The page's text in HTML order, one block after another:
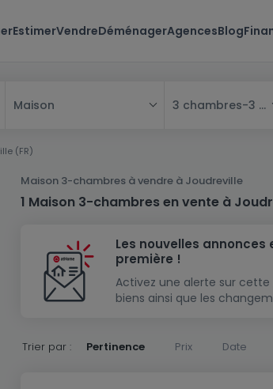
EstimerVendreDéménagerAgencesBlog
Maison
Maison
Maison mitoyenne
Maison jumelée
Appartement
Chambre
Studio
Résidence
Lotissement
Maison à construire
Modèle de maison
Immeuble de rapport
3 chambres- 3 chambres
(FR)
Maison 3-chambres à vendre à Joudreville
1 Maison 3-chambres en vente à
Les nouvelles
première !
Activez une alerte sur
biens ainsi que les
Trier par : Pertinence Prix Date